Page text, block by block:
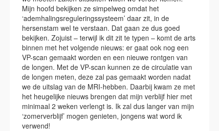
Mijn hoofd bekijken ze simpelweg omdat het
‘ademhalingsreguleringssysteem’ daar zit, in de
hersenstam wel te verstaan. Dat gaan ze dus goed
bekijken. Zojuist – terwijl ik dit zit te typen – komt de arts
binnen met het volgende nieuws: er gaat ook nog een
VP-scan gemaakt worden en een nieuwe rontgen van
de longen. Met de VP-scan kunnen ze de circulatie van
de longen meten, deze zal pas gemaakt worden nadat
we de uitslag van de MRI-hebben. Daarbij kwam ze met
het heugelijke nieuws brengen dat mijn verblijf hier met
minimaal 2 weken verlengt is. Ik zal dus langer van mijn
‘zomerverblijf’ mogen genieten, jongens wat word ik
verwend!